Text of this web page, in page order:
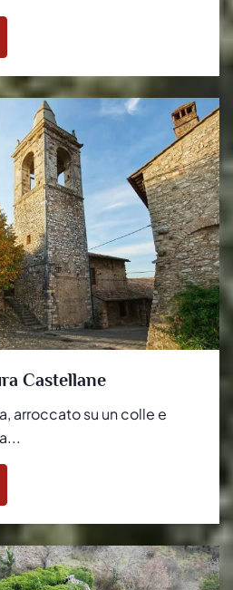
Castellane
arroccato su un colle e